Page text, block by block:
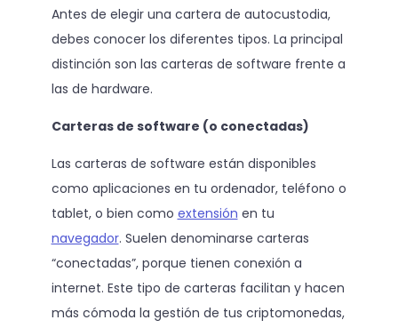
Antes de elegir una cartera de autocustodia,
debes conocer los diferentes tipos. La principal
distinción son las carteras de software frente a
las de hardware.
Carteras de software (o conectadas)
Las carteras de software están disponibles
como aplicaciones en tu ordenador, teléfono o
tablet, o bien como extensión en tu
navegador. Suelen denominarse carteras
“conectadas”, porque tienen conexión a
internet. Este tipo de carteras facilitan y hacen
más cómoda la gestión de tus criptomonedas,